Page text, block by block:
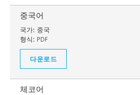
중국어
국가: 중국
형식: PDF
다운로드
체코어